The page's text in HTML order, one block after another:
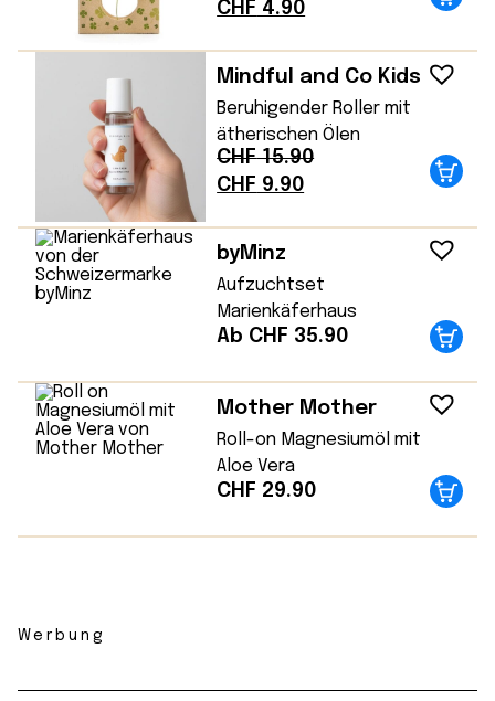
Ursprünglicher
CHF 7.90
CHF 4.90Aktueller
CHF 4.90.
Mindful and Co Kids
Beruhigender Roller mit
ätherischen Ölen
CHF15.90
Ursprünglicher
CHF 15.90
CHF 9.90Aktueller
byMinz
Aufzuchtset
Marienkäferhaus
Ab CHF 35.90
Mother Mother
Roll-on Magnesiumöl mit
Aloe Vera
CHF 29.90
Werbung